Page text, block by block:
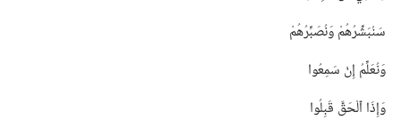
سَنُبَشِّرُهُمْ وَنُصَبِّرُهُمْ
وَنُعَلِّمُ إِنْ سَمِعُوا
وَإِذَا ٱلْحَقَّ قَبِلُوا